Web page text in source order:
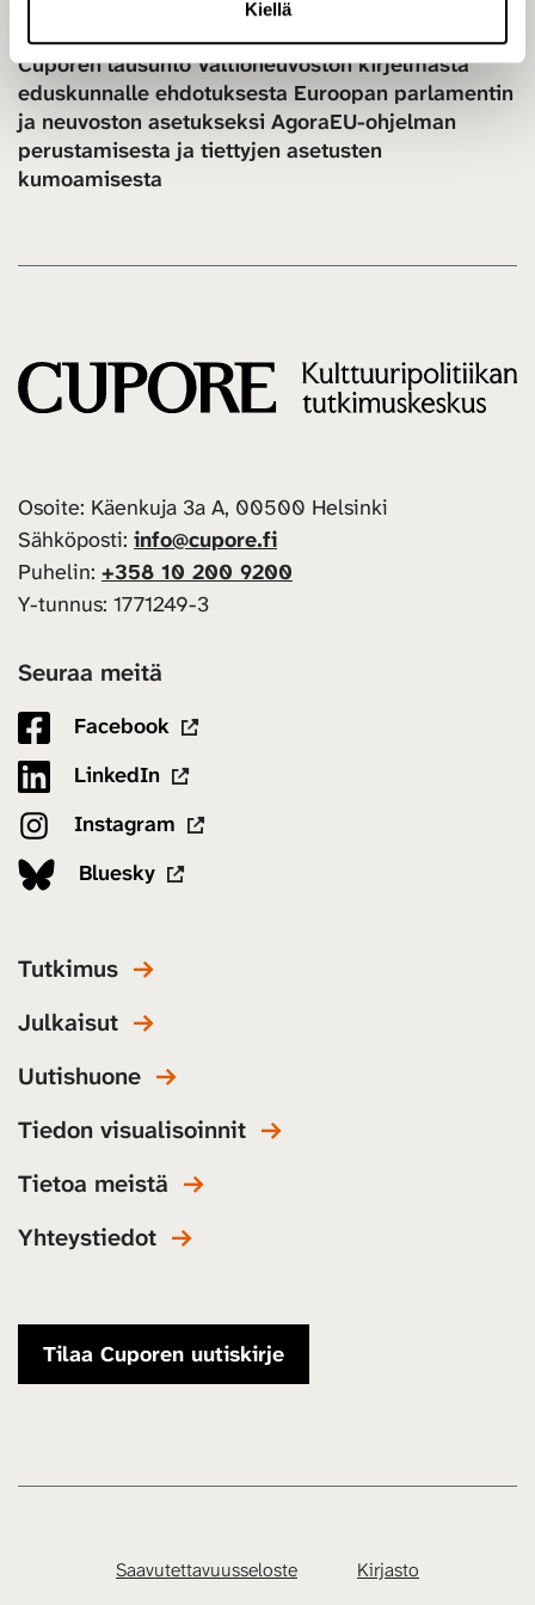
Kiellä
Cuporen lausunto Valtioneuvoston kirjelmästä
eduskunnalle ehdotuksesta Euroopan parlamentin
ja neuvoston asetukseksi AgoraEU-ohjelman
perustamisesta ja tiettyjen asetusten
kumoamisesta
Osoite: Käenkuja 3a A, 00500 Helsinki
Sähköposti: info@cupore.fi
Puhelin: +358 10 200 9200
Y-tunnus: 1771249-3
Seuraa meitä
Facebook
LinkedIn
Instagram
Bluesky
Tutkimus
Julkaisut
Uutishuone
Tiedon visualisoinnit
Tietoa meistä
Yhteystiedot
Tilaa Cuporen uutiskirje
Saavutettavuusseloste Kirjasto